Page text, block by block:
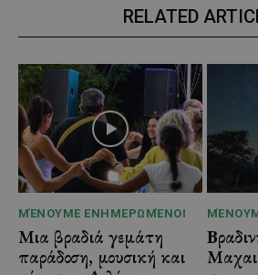
RELATED
ΜΈΝΟΥΜΕ ΕΝΗΜΕΡΩΜΈΝΟΙ
Μια βραδιά γεμάτη
παράδοση, μουσική και